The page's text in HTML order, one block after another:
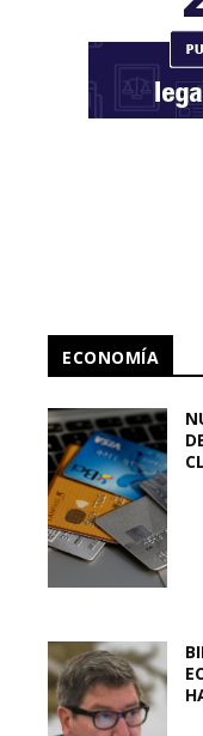
ECONOMÍA